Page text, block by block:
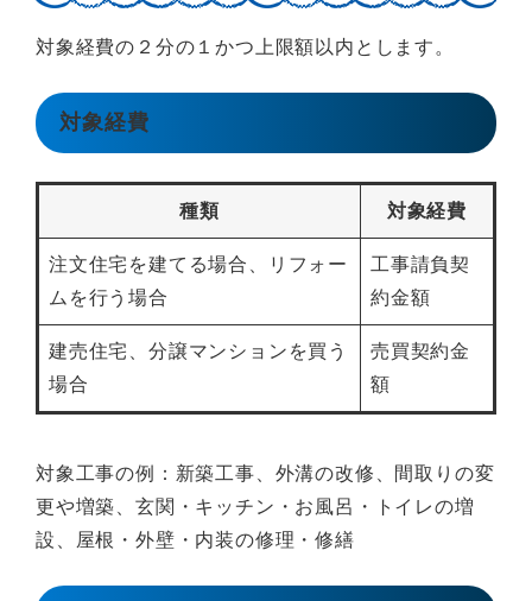
対象経費の２分の１かつ上限額以内とします。
対象経費
種類 対象経費
注文住宅を建てる場合、リフォー
ムを行う場合
工事請負契
約金額
建売住宅、分譲マンションを買う
場合
売買契約金
額
対象工事の例：新築工事、外溝の改修、間取りの変
更や増築、玄関・キッチン・お風呂・トイレの増
設、屋根・外壁・内装の修理・修繕